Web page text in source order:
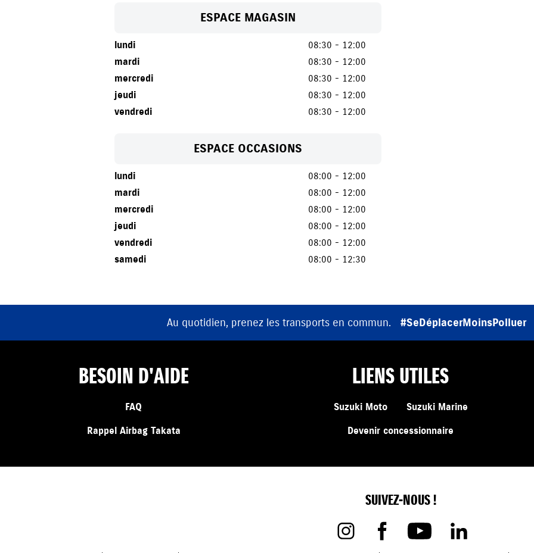
ESPACE MAGASIN
lundi
08:30 - 12:00
mardi
08:30 - 12:00
mercredi
08:30 - 12:00
jeudi
08:30 - 12:00
vendredi
08:30 - 12:00
ESPACE OCCASIONS
lundi
08:00 - 12:00
mardi
08:00 - 12:00
mercredi
08:00 - 12:00
jeudi
08:00 - 12:00
vendredi
08:00 - 12:00
samedi
08:00 - 12:30
Au quotidien, prenez les transports en commun. #SeDéplacerMoinsPolluer
BESOIN D'AIDE
FAQ
Rappel Airbag Takata
LIENS UTILES
Suzuki Moto
Suzuki Marine
Devenir concessionnaire
SUIVEZ-NOUS !